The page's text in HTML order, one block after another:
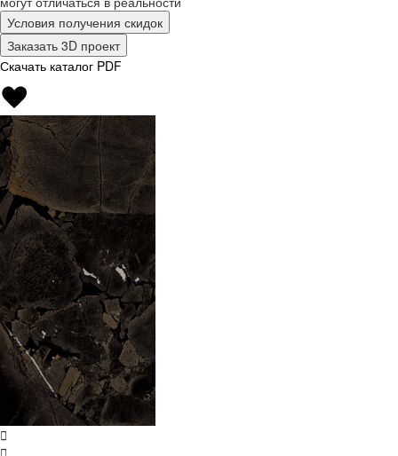
Условия получения скидок
Заказать 3D проект
Скачать каталог PDF